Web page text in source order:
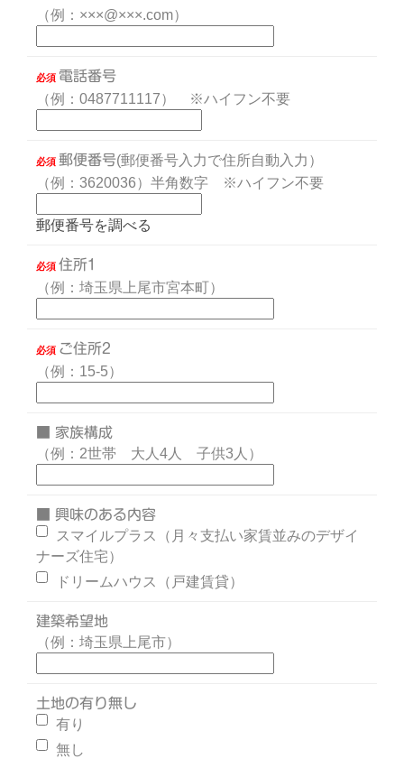
（例：×××@×××.com）
必須 電話番号
（例：0487711117） ※ハイフン不要
必須郵便番号(郵便番号入力で住所自動入力）
（例：3620036）半角数字 ※ハイフン不要
郵便番号を調べる
必須住所1
（例：埼玉県上尾市宮本町）
必須 ご住所2
（例：15-5）
■ 家族構成
（例：2世帯 大人4人 子供3人）
■ 興味のある内容
スマイルプラス（月々支払い家賃並みのデザイ
ナーズ住宅）
ドリームハウス（戸建賃貸）
建築希望地
（例：埼玉県上尾市）
土地の有り無し
有り
無し